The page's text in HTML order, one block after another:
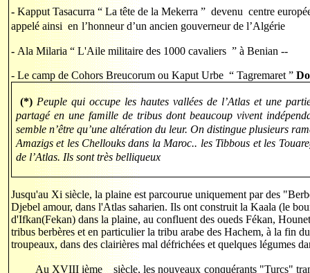
- Kapput Tasacurra “ La tête de la Mekerra ” devenu centre
appelé ainsi en l’honneur d’un ancien gouverneur de l’Algérie
- Ala Milaria “ L'Aile militaire des 1000 cavaliers ” à Benian --
- Le camp de Cohors Breucorum ou Kaput Urbe “ Tagremaret ”
(*) Peuple qui occupe les hautes vallées de l’Atlas et une
partagé en une famille de tribus dont beaucoup vivent
semble n’être qu’une altération du leur. On distingue plusieurs
Amazigs et les Chellouks dans la Maroc.. les Tibbous et les
de l’Atlas. Ils sont très belliqueux
Jusqu'au Xi siècle, la plaine est parcourue uniquement par des
Djebel amour, dans l'Atlas saharien. Ils ont construit la Kaala (le
d'Ifkan(Fekan) dans la plaine, au confluent des oueds Fékan,
tribus berbères et en particulier la tribu arabe des Hachem, à la fin
troupeaux, dans des clairières mal défrichées et quelques légumes
Au XVIII ième siècle, les nouveaux conquérants "Turcs"